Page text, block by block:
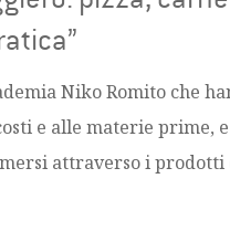
Niko Romito che
e alle materie prime,
attraverso i